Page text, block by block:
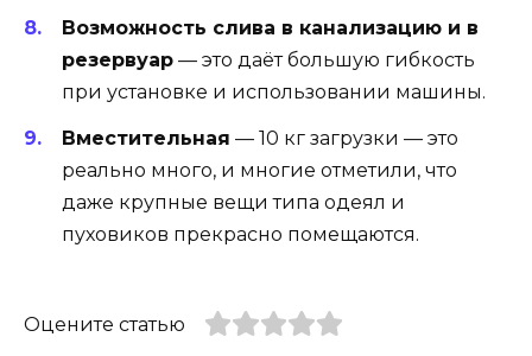
Возможность слива в канализацию и в
резервуар — это даёт большую гибкость
при установке и использовании машины.
Вместительная — 10 кг загрузки — это
реально много, и многие отметили, что
даже крупные вещи типа одеял и
пуховиков прекрасно помещаются.
Оцените статью